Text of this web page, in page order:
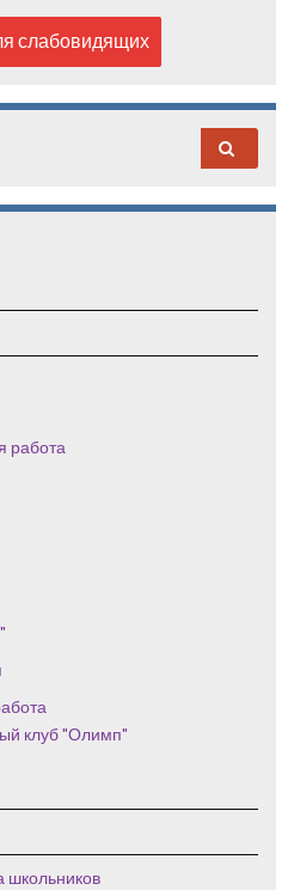
слабовидящих
работа
клуб "Олимп"
школьников